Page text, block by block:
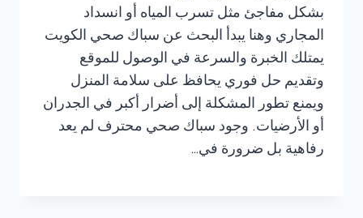
بشكل مفاجئ مثل تسرب المياه أو انسداد
المجاري وهنا يبدأ البحث عن سباك صحي الكويت
يمتلك الخبرة والسرعة في الوصول للموقع
وتقديم حل فوري يحافظ على سلامة المنزل
ويمنع تطور المشكلة إلى أضرار أكبر في الجدران
أو الأرضيات. وجود سباك صحي محترف لم يعد
رفاهية بل ضرورة في…